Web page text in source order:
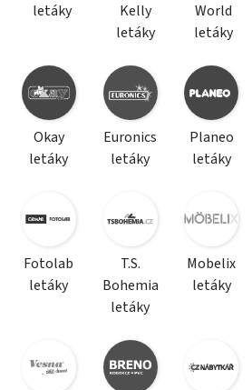
letáky
Kelly
letáky
World
letáky
Okay
letáky
Euronics
letáky
Planeo
letáky
Fotolab
letáky
T.S.
Bohemia
letáky
Mobelix
letáky